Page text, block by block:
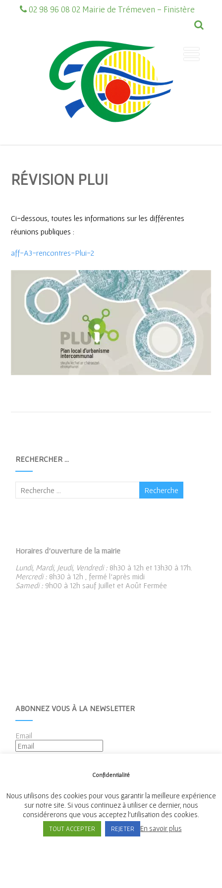
02 98 96 08 02 Mairie de Trémeven - Finistère
RÉVISION PLUI
Ci-dessous, toutes les informations sur les différentes
réunions publiques :
aff-A3-rencontres-Plui-2
RECHERCHER …
Horaires d’ouverture de la mairie
Lundi, Mardi, Jeudi, Vendredi : 8h30 à 12h et 13h30 à 17h.
Mercredi : 8h30 à 12h , fermé l’après midi
Samedi : 9h00 à 12h sauf Juillet et Août Fermée
ABONNEZ VOUS À LA NEWSLETTER
Email
Mairie de Tréméven
Place de l'Église, 29300 Tréméven
Confidentialité
Nous utilisons des cookies pour vous garantir la meilleure expérience
sur notre site. Si vous continuez à utiliser ce dernier, nous
considérerons que vous acceptez l'utilisation des cookies.
TOUT ACCEPTER REJETER En savoir plus